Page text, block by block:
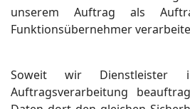
unserem Auftrag als
Funktionsübernehmer
Soweit wir Dienstleister
Auftragsverarbeitung